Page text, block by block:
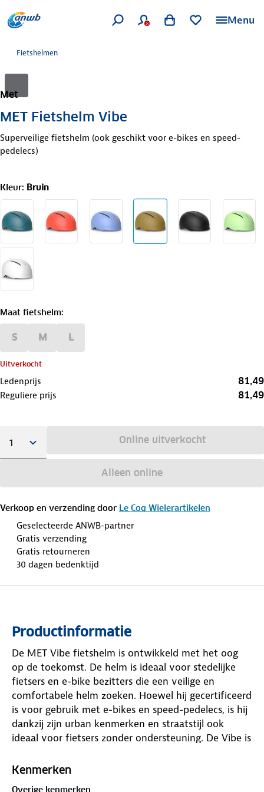
Menu
Fietshelmen
Met
MET Fietshelm Vibe
Superveilige fietshelm (ook geschikt voor e-bikes en speed-
pedelecs)
Kleur: Bruin
Maat fietshelm:
S M L
Uitverkocht
Ledenprijs 81,49
Reguliere prijs 81,49
Online uitverkocht
Alleen online
Verkoop en verzending door Le Coq Wielerartikelen
Geselecteerde ANWB-partner
Gratis verzending
Gratis retourneren
30 dagen bedenktijd
Productinformatie
De MET Vibe fietshelm is ontwikkeld met het oog
op de toekomst. De helm is ideaal voor stedelijke
fietsers en e-bike bezitters die een veilige en
comfortabele helm zoeken. Hoewel hij gecertificeerd
is voor gebruik met e-bikes en speed-pedelecs, is hij
dankzij zijn urban kenmerken en straatstijl ook
ideaal voor fietsers zonder ondersteuning. De Vibe is
zichtbaarheid te verbeteren.
Kenmerken
Overige kenmerken